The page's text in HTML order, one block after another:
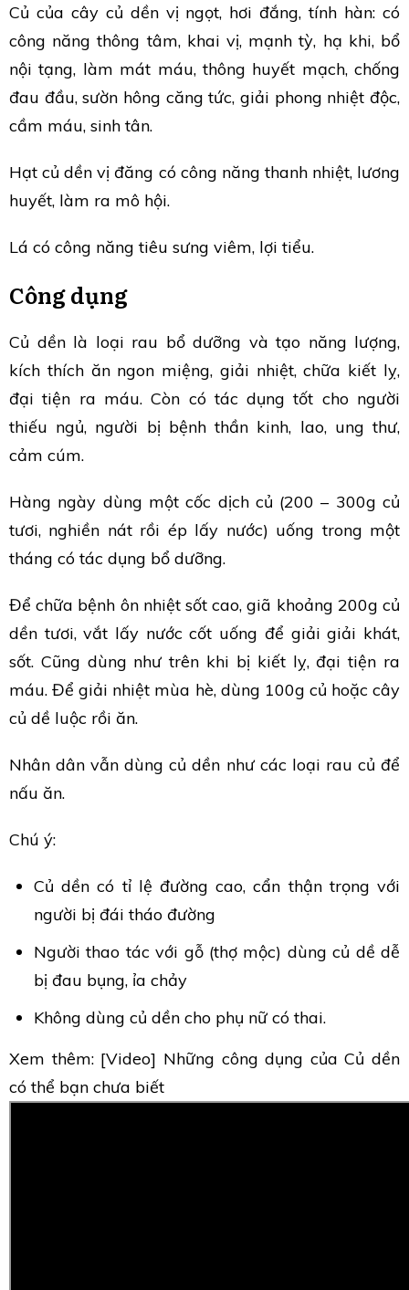
Củ của cây củ dền vị ngọt, hơi đắng, tính hàn: có
công năng thông tâm, khai vị, mạnh tỳ, hạ khi, bổ
nội tạng, làm mát máu, thông huyết mạch, chống
đau đầu, sườn hông căng tức, giải phong nhiệt độc,
cầm máu, sinh tân.
Hạt củ dền vị đăng có công năng thanh nhiệt, lương
huyết, làm ra mô hội.
Lá có công năng tiêu sưng viêm, lợi tiểu.
Công dụng
Củ dền là loại rau bổ dưỡng và tạo năng lượng,
kích thích ăn ngon miệng, giải nhiệt, chữa kiết lỵ,
đại tiện ra máu. Còn có tác dụng tốt cho người
thiếu ngủ, người bị bệnh thần kinh, lao, ung thư,
cảm cúm.
Hàng ngày dùng một cốc dịch củ (200 – 300g củ
tươi, nghiền nát rồi ép lấy nước) uống trong một
tháng có tác dụng bổ dưỡng.
Để chữa bệnh ôn nhiệt sốt cao, giã khoảng 200g củ
dền tươi, vắt lấy nước cốt uống để giải giải khát,
sốt. Cũng dùng như trên khi bị kiết lỵ, đại tiện ra
máu. Để giải nhiệt mùa hè, dùng 100g củ hoặc cây
củ dề luộc rồi ăn.
Nhân dân vẫn dùng củ dền như các loại rau củ để
nấu ăn.
Chú ý:
Củ dền có tỉ lệ đường cao, cẩn thận trọng với
người bị đái tháo đường
Người thao tác với gỗ (thợ mộc) dùng củ dề dễ
bị đau bụng, ỉa chảy
Không dùng củ dền cho phụ nữ có thai.
Xem thêm: [Video] Những công dụng của Củ dền
có thể bạn chưa biết